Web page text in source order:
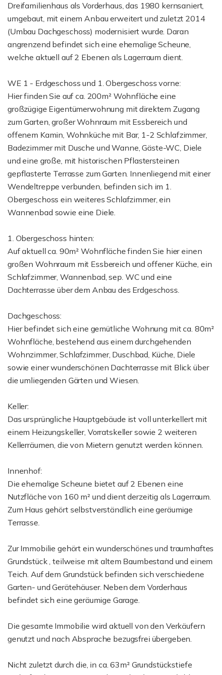
Dreifamilienhaus als Vorderhaus, das 1980 kernsaniert,
umgebaut, mit einem Anbau erweitert und zuletzt 2014
(Umbau Dachgeschoss) modernisiert wurde. Daran
angrenzend befindet sich eine ehemalige Scheune,
welche aktuell auf 2 Ebenen als Lagerraum dient.
WE 1 - Erdgeschoss und 1. Obergeschoss vorne:
Hier finden Sie auf ca. 200m² Wohnfläche eine
großzügige Eigentümerwohnung mit direktem Zugang
zum Garten, großer Wohnraum mit Essbereich und
offenem Kamin, Wohnküche mit Bar, 1-2 Schlafzimmer,
Badezimmer mit Dusche und Wanne, Gäste-WC, Diele
und eine große, mit historischen Pflastersteinen
gepflasterte Terrasse zum Garten. Innenliegend mit einer
Wendeltreppe verbunden, befinden sich im 1.
Obergeschoss ein weiteres Schlafzimmer, ein
Wannenbad sowie eine Diele.
1. Obergeschoss hinten:
Auf aktuell ca. 90m² Wohnfläche finden Sie hier einen
großen Wohnraum mit Essbereich und offener Küche, ein
Schlafzimmer, Wannenbad, sep. WC und eine
Dachterrasse über dem Anbau des Erdgeschoss.
Dachgeschoss:
Hier befindet sich eine gemütliche Wohnung mit ca. 80m²
Wohnfläche, bestehend aus einem durchgehenden
Wohnzimmer, Schlafzimmer, Duschbad, Küche, Diele
sowie einer wunderschönen Dachterrasse mit Blick über
die umliegenden Gärten und Wiesen.
Keller:
Das ursprüngliche Hauptgebäude ist voll unterkellert mit
einem Heizungskeller, Vorratskeller sowie 2 weiteren
Kellerräumen, die von Mietern genutzt werden können.
Innenhof:
Die ehemalige Scheune bietet auf 2 Ebenen eine
Nutzfläche von 160 m² und dient derzeitig als Lagerraum.
Zum Haus gehört selbstverständlich eine geräumige
Terrasse.
Zur Immobilie gehört ein wunderschönes und traumhaftes
Grundstück , teilweise mit altem Baumbestand und einem
Teich. Auf dem Grundstück befinden sich verschiedene
Garten- und Gerätehäuser. Neben dem Vorderhaus
befindet sich eine geräumige Garage.
Die gesamte Immobilie wird aktuell von den Verkäufern
genutzt und nach Absprache bezugsfrei übergeben.
Nicht zuletzt durch die, in ca. 63m² Grundstückstiefe